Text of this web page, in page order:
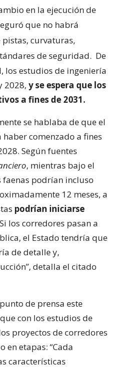
en la ejecución de
que no habrá
curvaturas,
de seguridad. De
los estudios de ingeniería
2028, y se espera que los
a fines de 2031.
se hablaba de que el
comenzado a fines
Según fuentes
, mientras bajo el
faenas podrían incluso
12 meses, a
podrían iniciarse
los corredores pasan a
el Estado tendría que
de detalle y,
detalla el citado
de prensa este
con los estudios de
proyectos de corredores
en etapas: “Cada
características